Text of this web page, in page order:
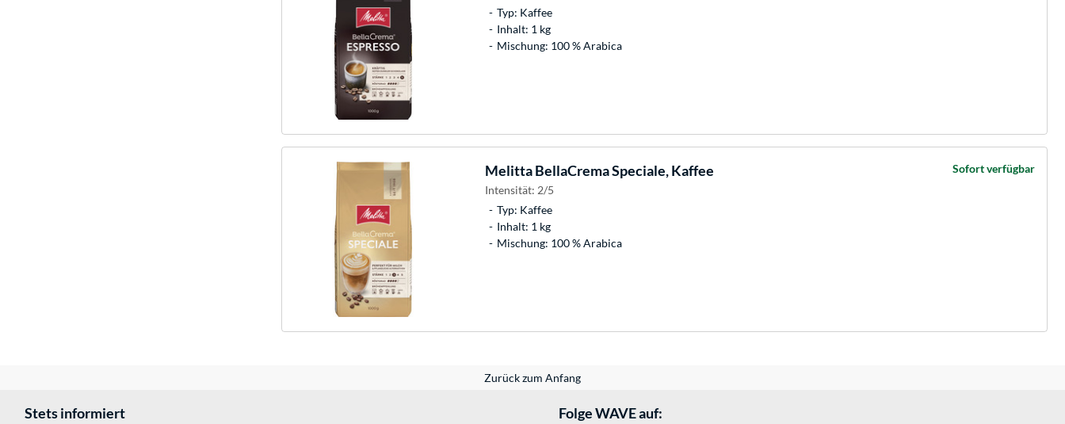
Typ: Kaffee
Inhalt: 1 kg
Mischung: 100 % Arabica
MelittaBellaCrema Speciale, Kaffee
Intensität: 2/5
Typ: Kaffee
Inhalt: 1 kg
Mischung: 100 % Arabica
Sofort verfügbar
Zurück zum Anfang
Stets informiert Folge WAVE auf: